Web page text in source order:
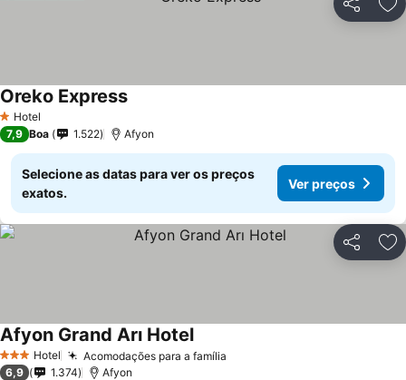
Partilhar
1 Estrelas
Hotel
Oreko Express
7,9 Boa 1.522 Afyon
Selecione as datas para ver os preços
exatos.
Ver preços
Partilhar
3 EstrelasHotel Acomodações para a família
Afyon Grand Arı Hotel
6,9 1.374 Afyon